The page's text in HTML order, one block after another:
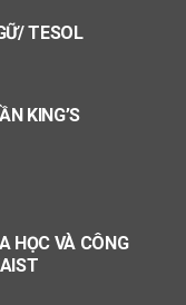
TESOL
KING’S
HỌC VÀ CÔNG